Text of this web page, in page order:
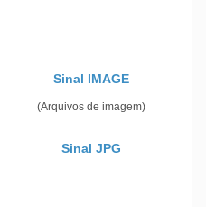
Sinal IMAGE
(Arquivos de imagem)
Sinal JPG